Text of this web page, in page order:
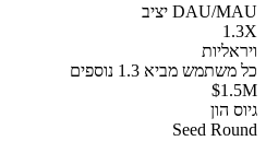
DAU/MAU יציב
1.3X
ויראליות
כל משתמש מביא 1.3 נוספים
$1.5M
גיוס הון
Seed Round